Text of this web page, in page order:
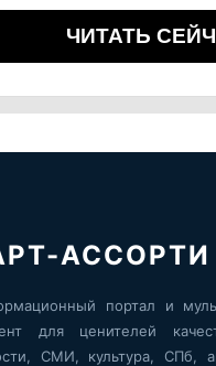
ЧИТАТЬ
АССОРТИ
портал и
для ценителей
СМИ, культура, СПб,